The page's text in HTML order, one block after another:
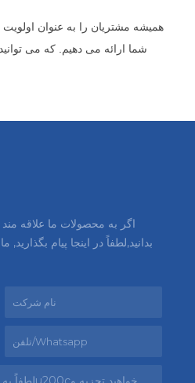
شما ارائه می دهیم. که می
اگر به محصولات ما علاقه
بدانید,لطفاً در اینجا پیام